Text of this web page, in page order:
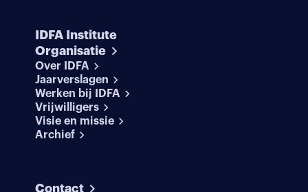
IDFA Institute
Organisatie
Over IDFA
Jaarverslagen
Werken bij IDFA
Vrijwilligers
Visie en missie
Archief
Contact